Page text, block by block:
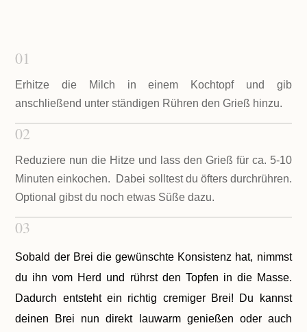
01
Erhitze die Milch in einem Kochtopf und gib
anschließend unter ständigen Rühren den Grieß hinzu.
02
Reduziere nun die Hitze und lass den Grieß für ca. 5-10
Minuten einkochen. Dabei solltest du öfters durchrühren.
Optional gibst du noch etwas Süße dazu.
03
Sobald der Brei die gewünschte Konsistenz hat, nimmst
du ihn vom Herd und rührst den Topfen in die Masse.
Dadurch entsteht ein richtig cremiger Brei! Du kannst
deinen Brei nun direkt lauwarm genießen oder auch